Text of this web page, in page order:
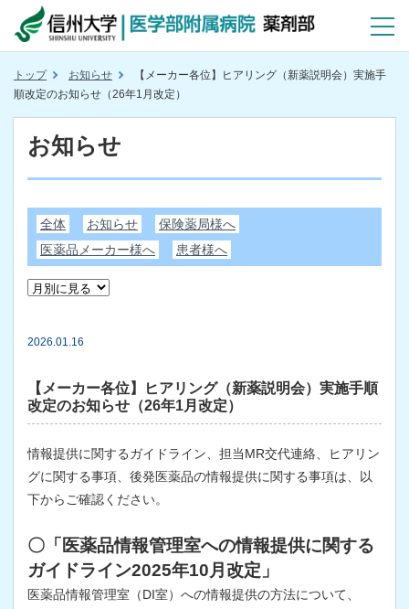
トップ お知らせ
【メーカー各位】ヒアリング（新薬説明会）実施手
順改定のお知らせ（26年1月改定）
お知らせ
全体 お知らせ
保険薬局様へ
医薬品メーカー様へ
患者様へ
2026.01.16
【メーカー各位】ヒアリング（新薬説明会）実施手順
改定のお知らせ（26年1月改定）
情報提供に関するガイドライン、担当MR交代連絡、ヒアリン
グに関する事項、後発医薬品の情報提供に関する事項は、以
下からご確認ください。
〇「医薬品情報管理室への情報提供に関する
ガイドライン2025年10月改定」
医薬品情報管理室（DI室）への情報提供の方法について、